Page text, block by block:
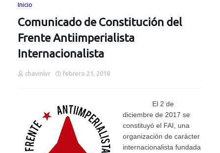
Inicio
Comunicado de Constitución del
Frente Antiimperialista
Internacionalista
chavinlvr febrero 21, 2018
El 2 de
diciembre de 2017 se
constituyó el FAI, una
organización de carácter
internacionalista fundada